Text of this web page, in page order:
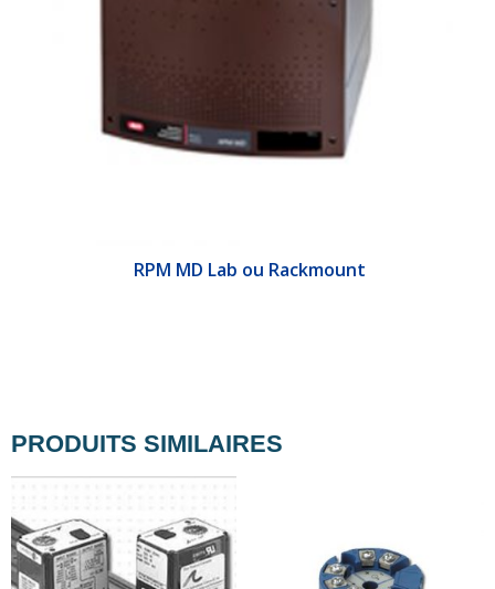
RPM MD Lab ou Rackmount
PRODUITS SIMILAIRES